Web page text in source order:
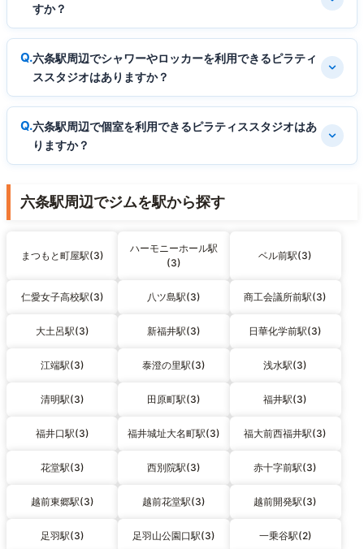
すか？
六条駅周辺でシャワーやロッカーを利用できるピラティ
ススタジオはありますか？
六条駅周辺で個室を利用できるピラティススタジオはあ
りますか？
六条駅周辺でジムを駅から探す
まつもと町屋駅(3)
ハーモニーホール駅
(3)
ベル前駅(3)
仁愛女子高校駅(3) 八ツ島駅(3) 商工会議所前駅(3)
大土呂駅(3) 新福井駅(3) 日華化学前駅(3)
江端駅(3) 泰澄の里駅(3) 浅水駅(3)
清明駅(3) 田原町駅(3) 福井駅(3)
福井口駅(3) 福井城址大名町駅(3) 福大前西福井駅(3)
花堂駅(3) 西別院駅(3) 赤十字前駅(3)
越前東郷駅(3) 越前花堂駅(3) 越前開発駅(3)
足羽駅(3) 足羽山公園口駅(3) 一乗谷駅(2)